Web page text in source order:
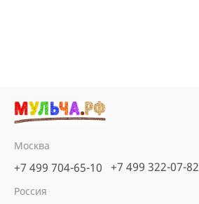
Москва
+7 499 704-65-10 +7 499 322-07-82
Россия